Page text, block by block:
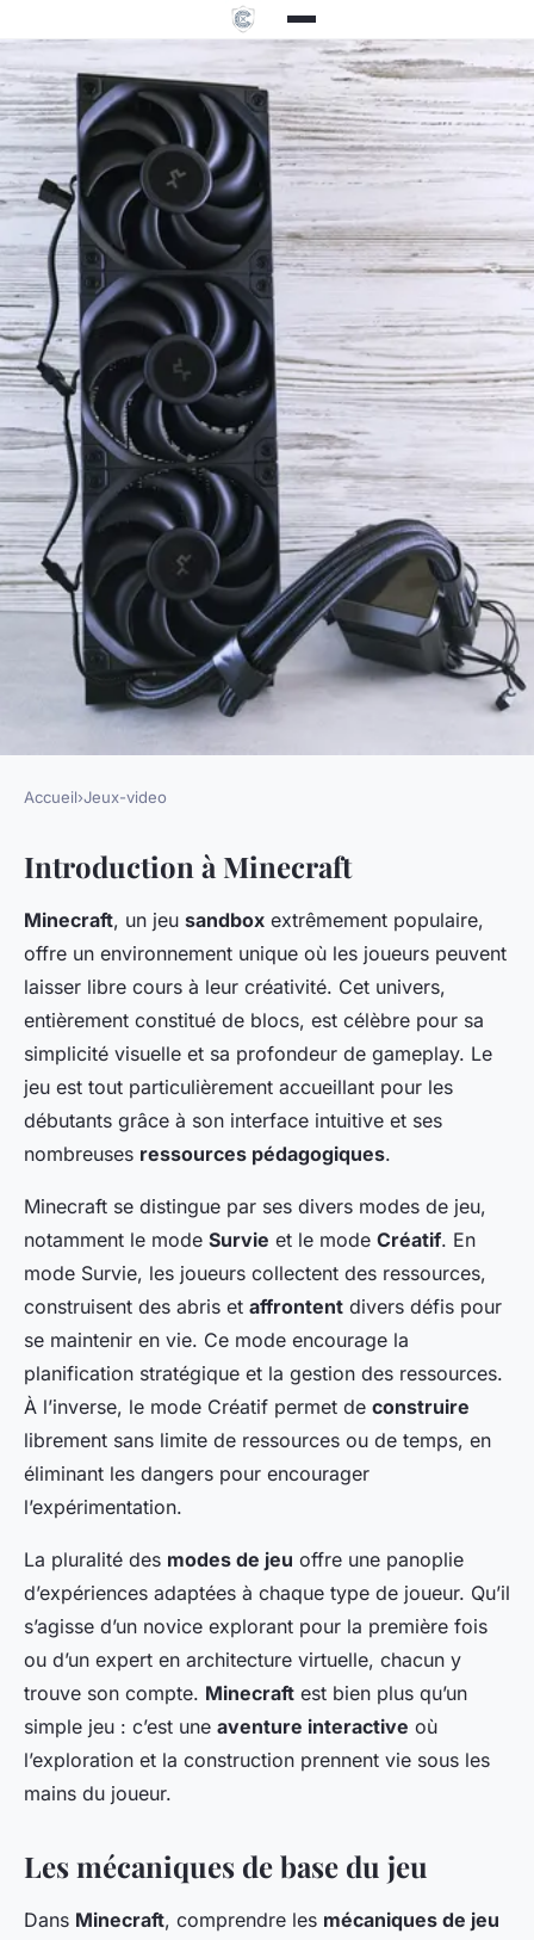
Maîtriser les bases de
Minecraft : guide détaillé pour
les novices
Accueil›Jeux-video
Introduction à Minecraft
Minecraft, un jeu sandbox extrêmement populaire,
offre un environnement unique où les joueurs peuvent
laisser libre cours à leur créativité. Cet univers,
entièrement constitué de blocs, est célèbre pour sa
simplicité visuelle et sa profondeur de gameplay. Le
jeu est tout particulièrement accueillant pour les
débutants grâce à son interface intuitive et ses
nombreuses ressources pédagogiques.
Minecraft se distingue par ses divers modes de jeu,
notamment le mode Survie et le mode Créatif. En
mode Survie, les joueurs collectent des ressources,
construisent des abris et affrontent divers défis pour
se maintenir en vie. Ce mode encourage la
planification stratégique et la gestion des ressources.
À l’inverse, le mode Créatif permet de construire
librement sans limite de ressources ou de temps, en
éliminant les dangers pour encourager
l’expérimentation.
La pluralité des modes de jeu offre une panoplie
d’expériences adaptées à chaque type de joueur. Qu’il
s’agisse d’un novice explorant pour la première fois
ou d’un expert en architecture virtuelle, chacun y
trouve son compte. Minecraft est bien plus qu’un
simple jeu : c’est une aventure interactive où
l’exploration et la construction prennent vie sous les
mains du joueur.
Les mécaniques de base du jeu
Dans Minecraft, comprendre les mécaniques de jeu